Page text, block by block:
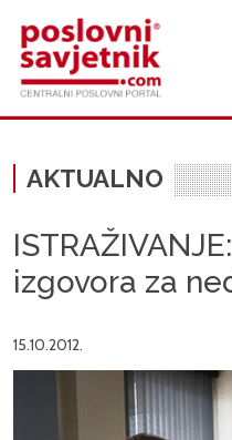
AKTUALNO
izgovora za
15.10.2012.